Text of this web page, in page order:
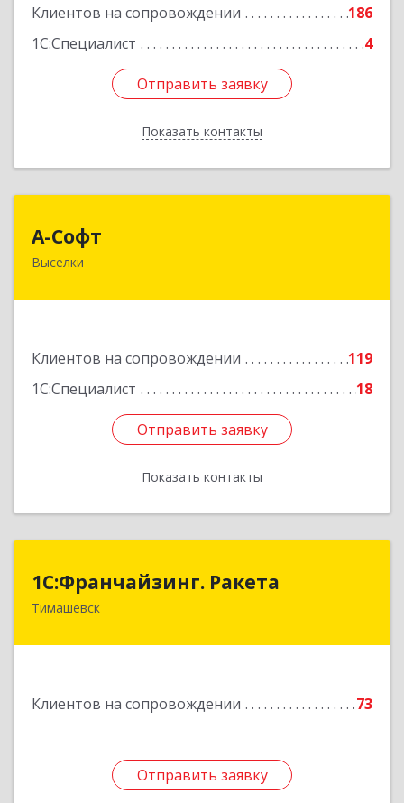
Клиентов на сопровождении
186
1С:Специалист
4
Отправить заявку
Показать контакты
Отправить заявку
Назад
А-Софт
Выселки
Клиентов на сопровождении
119
1С:Специалист
18
Отправить заявку
Показать контакты
353100, Краснодарский край, Выселковский
Отправить заявку
Назад
1С:Франчайзинг. Ракета
Тимашевск
Клиентов на сопровождении 73
Отправить заявку
1С:Франчайзинг. Ракета
Краснодарский край, Тимашевский р-н,
Отправить заявку